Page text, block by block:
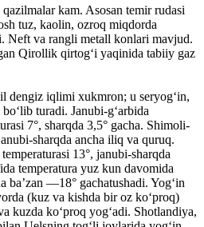
kam. Asosan temir rudasi
tuz, kaolin, ozroq miqdorda
Neft va rangli metall konlari mavjud.
Qirollik qirtogʻi yaqinida tabiiy gaz
dengiz iqlimi xukmron; u seryogʻin,
turadi. Janubi-gʻarbida
7°, sharqda 3,5° gacha. Shimoli-
sharqda ancha iliq va quruq.
13°, janubi-sharqda
temperatura yuz kun davomida
baʼzan —18° gachatushadi. Yogʻin
(kuz va kishda bir oz koʻproq)
kuzda koʻproq yogʻadi. Shotlandiya,